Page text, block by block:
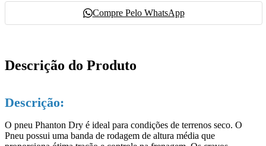
Compre Pelo WhatsApp
Descrição do Produto
Descrição:
O pneu Phanton Dry é ideal para condições de terrenos seco. O
Pneu possui uma banda de rodagem de altura média que